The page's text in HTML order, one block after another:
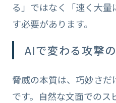
る」ではなく「速く大
す必要があります。
AIで変わる攻撃
脅威の本質は、巧妙さ
です。自然な文面でのス